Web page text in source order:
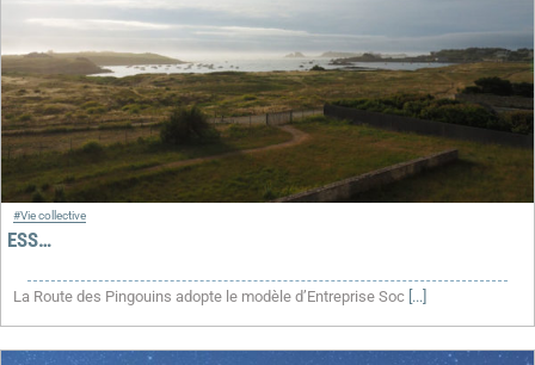
#Vie collective
ESS…
La Route des Pingouins adopte le modèle d’Entreprise Soc[...]